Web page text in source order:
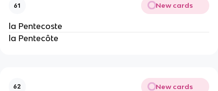
61 New cards
la Pentecoste
la Pentecôte
62 New cards